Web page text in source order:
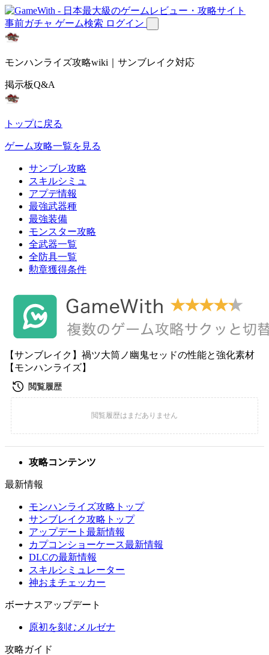
事前ガチャ ゲーム検索 ログイン
モンハンライズ攻略wiki｜サンブレイク対応
掲示板Q&A
トップに戻る
ゲーム攻略一覧を見る
サンブレ攻略
スキルシミュ
アプデ情報
最強武器種
最強装備
モンスター攻略
全武器一覧
全防具一覧
勲章獲得条件
【サンブレイク】禍ツ大筒ノ幽鬼セッドの性能と強化素材
【モンハンライズ】
攻略コンテンツ
最新情報
モンハンライズ攻略トップ
サンブレイク攻略トップ
アップデート最新情報
カプコンショーケース最新情報
DLCの最新情報
スキルシミュレーター
神おまチェッカー
ボーナスアップデート
原初を刻むメルゼナ
攻略ガイド